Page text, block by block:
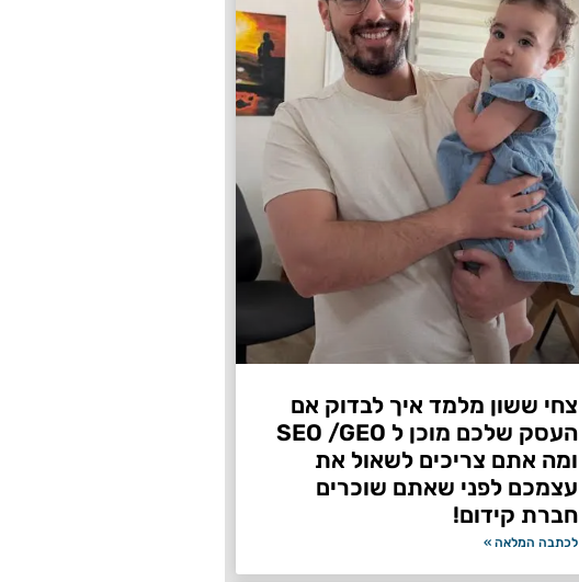
צחי ששון מלמד איך לבדוק אם
העסק שלכם מוכן ל SEO /GEO
ומה אתם צריכים לשאול את
עצמכם לפני שאתם שוכרים
חברת קידום!
לכתבה המלאה »